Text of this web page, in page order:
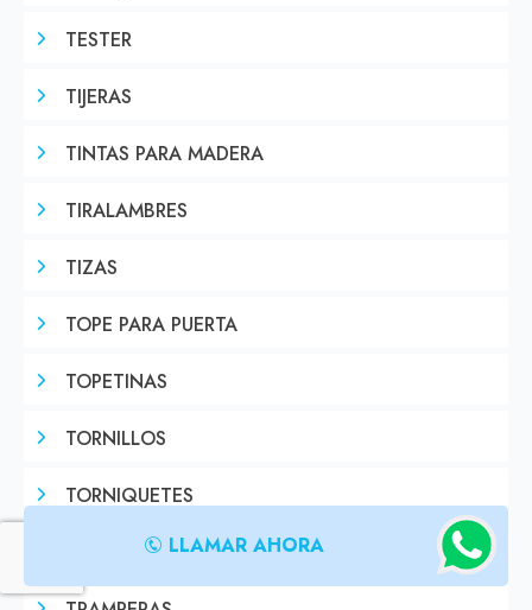
TESTER
TIJERAS
TINTAS PARA MADERA
TIRALAMBRES
TIZAS
TOPE PARA PUERTA
TOPETINAS
TORNILLOS
TORNIQUETES
TRABAS DE SEGURIDAD
LLAMAR AHORA